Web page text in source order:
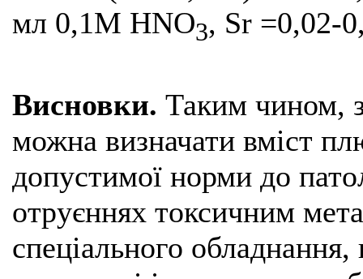
мл 0,1М HNO3, Sr =0,02-
Висновки. Таким чином,
можна визначати вміст
допустимої норми до
отруєннях токсичним
спеціального